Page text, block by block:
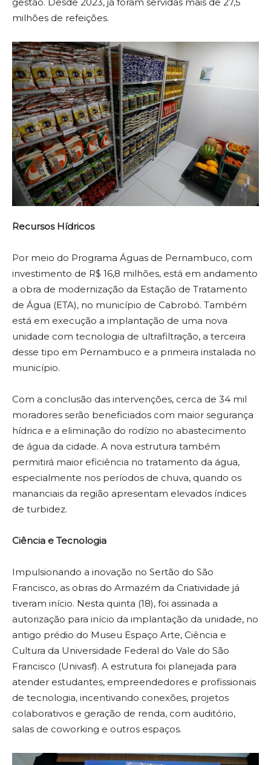
gestão. Desde 2023, já foram servidas mais de 27,5
milhões de refeições.
Recursos Hídricos
Por meio do Programa Águas de Pernambuco, com
investimento de R$ 16,8 milhões, está em andamento
a obra de modernização da Estação de Tratamento
de Água (ETA), no município de Cabrobó. Também
está em execução a implantação de uma nova
unidade com tecnologia de ultrafiltração, a terceira
desse tipo em Pernambuco e a primeira instalada no
município.
Com a conclusão das intervenções, cerca de 34 mil
moradores serão beneficiados com maior segurança
hídrica e a eliminação do rodízio no abastecimento
de água da cidade. A nova estrutura também
permitirá maior eficiência no tratamento da água,
especialmente nos períodos de chuva, quando os
mananciais da região apresentam elevados índices
de turbidez.
Ciência e Tecnologia
Impulsionando a inovação no Sertão do São
Francisco, as obras do Armazém da Criatividade já
tiveram início. Nesta quinta (18), foi assinada a
autorização para início da implantação da unidade, no
antigo prédio do Museu Espaço Arte, Ciência e
Cultura da Universidade Federal do Vale do São
Francisco (Univasf). A estrutura foi planejada para
atender estudantes, empreendedores e profissionais
de tecnologia, incentivando conexões, projetos
colaborativos e geração de renda, com auditório,
salas de coworking e outros espaços.